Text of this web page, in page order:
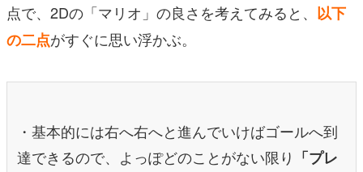
点で、2Dの「マリオ」の良さを考えてみると、 以下
の二点がすぐに思い浮かぶ。
・基本的には右へ右へと進んでいけばゴールへ到
達できるので、よっぽどのことがない限り 「プレ